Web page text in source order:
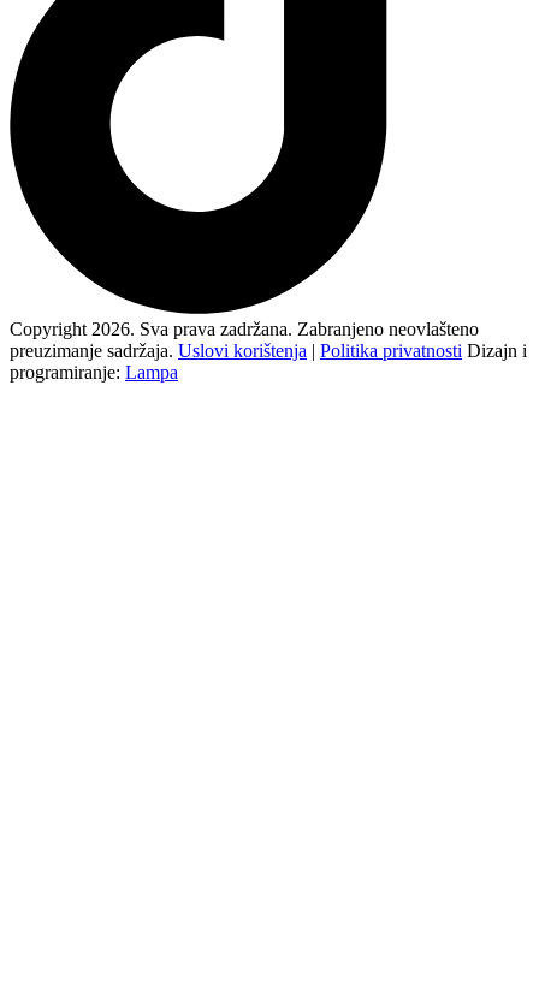
Copyright 2026. Sva prava zadržana. Zabranjeno neovlašteno
preuzimanje sadržaja. Uslovi korištenja | Politika privatnosti Dizajn i
programiranje: Lampa